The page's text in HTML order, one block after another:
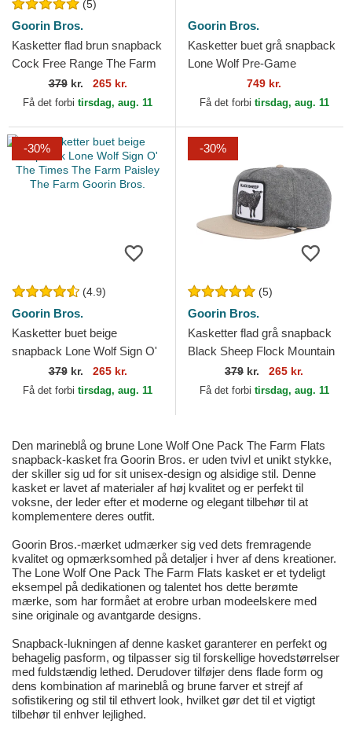
(5)
Goorin Bros.
Kasketter flad brun snapback
Cock Free Range The Farm
Flats The Farm Goorin Bros.
379kr. 265 kr.
Få det forbi tirsdag, aug. 11
Goorin Bros.
Kasketter buet grå snapback
Lone Wolf Pre-Game
Seasonal The Farm Goorin
Bros.
749 kr.
Få det forbi tirsdag, aug. 11
-30%
(4.9)
Goorin Bros.
Kasketter buet beige
snapback Lone Wolf Sign O'
The Times The Farm Paisley
The Farm Goorin Bros.
379kr. 265 kr.
Få det forbi tirsdag, aug. 11
-30%
(5)
Goorin Bros.
Kasketter flad grå snapback
Black Sheep Flock Mountain
The Farm Flats The Farm
Goorin Bros.
379 kr. 265 kr.
Få det forbi tirsdag, aug. 11
Den marineblå og brune Lone Wolf One Pack The Farm Flats
snapback-kasket fra Goorin Bros. er uden tvivl et unikt stykke,
der skiller sig ud for sit unisex-design og alsidige stil. Denne
kasket er lavet af materialer af høj kvalitet og er perfekt til
voksne, der leder efter et moderne og elegant tilbehør til at
komplementere deres outfit.
Goorin Bros.-mærket udmærker sig ved dets fremragende
kvalitet og opmærksomhed på detaljer i hver af dens kreationer.
The Lone Wolf One Pack The Farm Flats kasket er et tydeligt
eksempel på dedikationen og talentet hos dette berømte
mærke, som har formået at erobre urban modeelskere med
sine originale og avantgarde designs.
Snapback-lukningen af denne kasket garanterer en perfekt og
behagelig pasform, og tilpasser sig til forskellige hovedstørrelser
med fuldstændig lethed. Derudover tilføjer dens flade form og
dens kombination af marineblå og brune farver et strejf af
sofistikering og stil til ethvert look, hvilket gør det til et vigtigt
tilbehør til enhver lejlighed.